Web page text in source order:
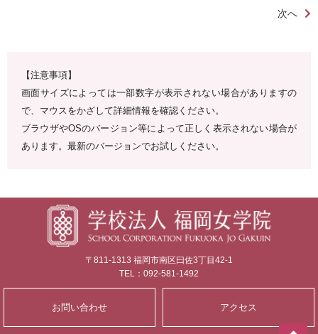
次へ
【注意事項】
画面サイズによっては一部数字が表示されない場合がありますの
で、マウスをかざして詳細情報を確認ください。
ブラウザやOSのバージョン等によって正しく表示されない場合が
あります。最新のバージョンでお試しください。
〒811-1313 福岡市南区曰佐3丁目42-1
TEL：092-581-1492
お問い合わせ アクセス